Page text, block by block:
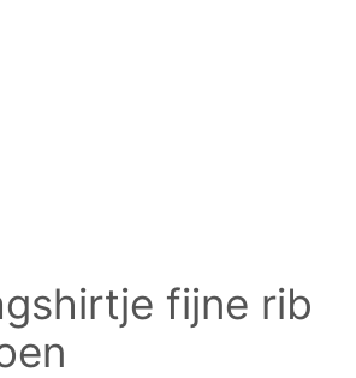
fijne rib